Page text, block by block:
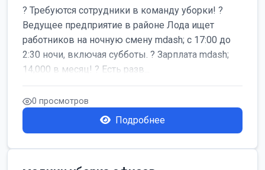
? Требуются сотрудники в команду уборки! ?
Ведущее предприятие в районе Лода ищет
работников на ночную смену mdash; с 17:00 до
2:30 ночи, включая субботы. ? Зарплата mdash;
14,000 в месяц! ? Есть разв...
0 просмотров
Подробнее